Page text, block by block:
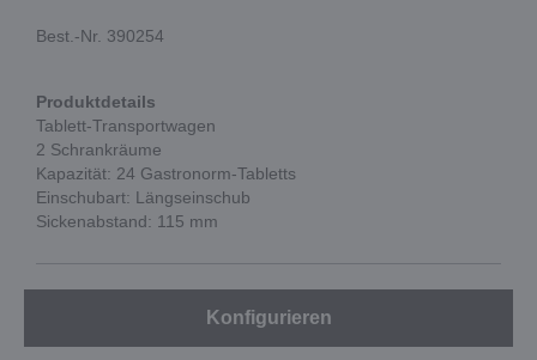
Best.-Nr. 390254
Produktdetails
Tablett-Transportwagen
2 Schrankräume
Kapazität: 24 Gastronorm-Tabletts
Einschubart: Längseinschub
Sickenabstand: 115 mm
Konfigurieren